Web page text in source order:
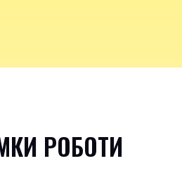
РОБОТИ